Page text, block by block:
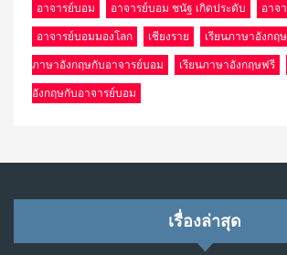
อาจารย์บอม อาจารย์บอม ชนัฐ เกิดประดับ อาจ
อาจารย์บอมมองโลก เชียงราย เรียนภาษาอังกฤ
ภาษาอังกฤษกับอาจารย์บอม เรียนภาษาอังกฤษฟรี
อังกฤษกับอาจารย์บอม
เรื่องล่าสุด